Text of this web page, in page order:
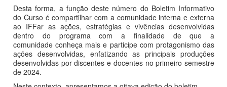
Desta forma, a função deste número do Boletim Informativo
do Curso é compartilhar com a comunidade interna e externa
ao IFFar as ações, estratégias e vivências desenvolvidas
dentro do programa com a finalidade de que a
comunidade conheça mais e participe com protagonismo das
ações desenvolvidas, enfatizando as principais produções
desenvolvidas por discentes e docentes no primeiro semestre
de 2024.